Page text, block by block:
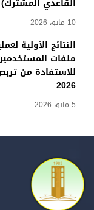
القاعدي المشترك)
10 مايو، 2026
النتائج الأولية
ملفات
للاستفادة من
2026
5 مايو، 2026